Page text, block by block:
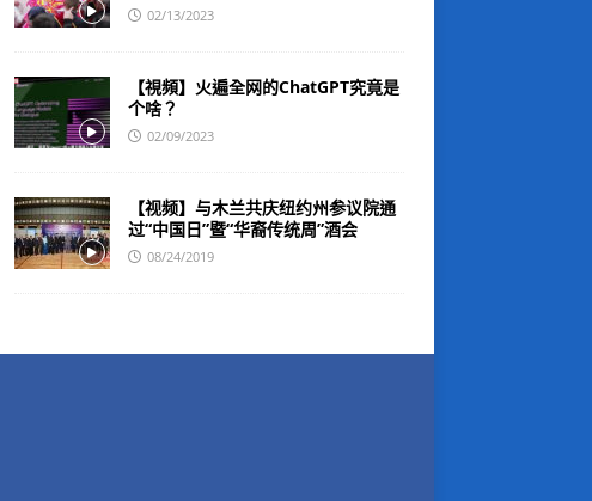
02/13/2023
【視頻】火遍全网的ChatGPT究竟是
个啥？
02/09/2023
【视频】与木兰共庆纽约州参议院通
过“中国日”暨“华裔传统周”酒会
08/24/2019